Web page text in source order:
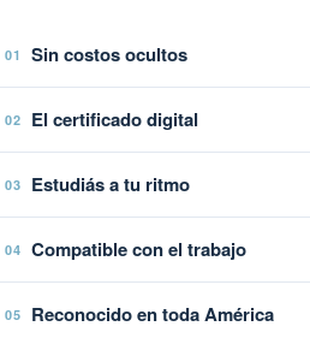
01 Sin costos ocultos
02 El certificado digital
03 Estudiás a tu ritmo
04 Compatible con el trabajo
05 Reconocido en toda América